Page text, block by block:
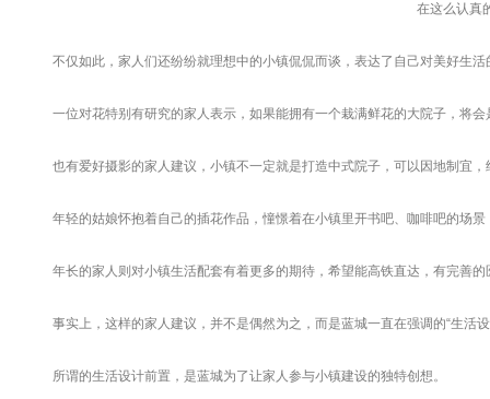
在这么认真
不仅如此，家人们还纷纷就理想中的小镇侃侃而谈，表达了自己对美好生活
一位对花特别有研究的家人表示，如果能拥有一个栽满鲜花的大院子，将会
也有爱好摄影的家人建议，小镇不一定就是打造中式院子，可以因地制宜
年轻的姑娘怀抱着自己的插花作品，憧憬着在小镇里开书吧、咖啡吧的场景
年长的家人则对小镇生活配套有着更多的期待，希望能高铁直达，有完善
事实上，这样的家人建议，并不是偶然为之，而是蓝城一直在强调的“生活
所谓的生活设计前置，是蓝城为了让家人参与小镇建设的独特创想。